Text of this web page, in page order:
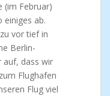
(im Februar)
einiges ab.
vor tief in
Berlin-
auf, dass wir
Flughafen
Flug viel